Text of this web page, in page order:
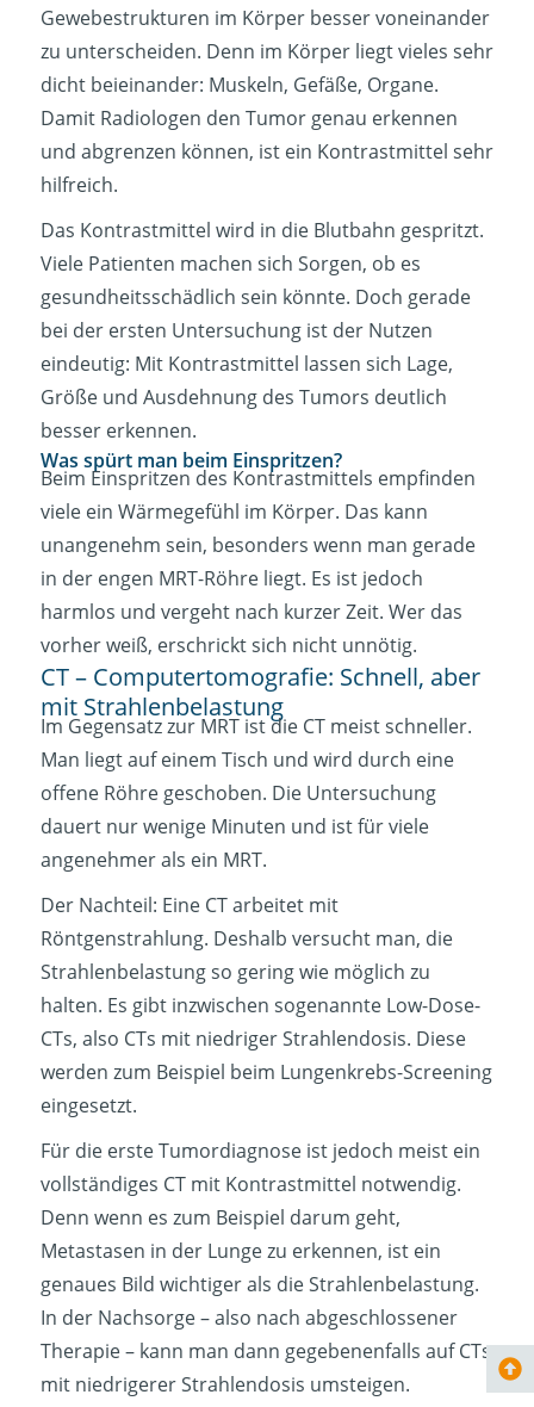
Gewebestrukturen im Körper besser voneinander
zu unterscheiden. Denn im Körper liegt vieles sehr
dicht beieinander: Muskeln, Gefäße, Organe.
Damit Radiologen den Tumor genau erkennen
und abgrenzen können, ist ein Kontrastmittel sehr
hilfreich.
Das Kontrastmittel wird in die Blutbahn gespritzt.
Viele Patienten machen sich Sorgen, ob es
gesundheitsschädlich sein könnte. Doch gerade
bei der ersten Untersuchung ist der Nutzen
eindeutig: Mit Kontrastmittel lassen sich Lage,
Größe und Ausdehnung des Tumors deutlich
besser erkennen.
Was spürt man beim Einspritzen?
Beim Einspritzen des Kontrastmittels empfinden
viele ein Wärmegefühl im Körper. Das kann
unangenehm sein, besonders wenn man gerade
in der engen MRT-Röhre liegt. Es ist jedoch
harmlos und vergeht nach kurzer Zeit. Wer das
vorher weiß, erschrickt sich nicht unnötig.
CT – Computertomografie: Schnell, aber
mit Strahlenbelastung
Im Gegensatz zur MRT ist die CT meist schneller.
Man liegt auf einem Tisch und wird durch eine
offene Röhre geschoben. Die Untersuchung
dauert nur wenige Minuten und ist für viele
angenehmer als ein MRT.
Der Nachteil: Eine CT arbeitet mit
Röntgenstrahlung. Deshalb versucht man, die
Strahlenbelastung so gering wie möglich zu
halten. Es gibt inzwischen sogenannte Low-Dose-
CTs, also CTs mit niedriger Strahlendosis. Diese
werden zum Beispiel beim Lungenkrebs-Screening
eingesetzt.
Für die erste Tumordiagnose ist jedoch meist ein
vollständiges CT mit Kontrastmittel notwendig.
Denn wenn es zum Beispiel darum geht,
Metastasen in der Lunge zu erkennen, ist ein
genaues Bild wichtiger als die Strahlenbelastung.
In der Nachsorge – also nach abgeschlossener
Therapie – kann man dann gegebenenfalls auf CTs
mit niedrigerer Strahlendosis umsteigen.